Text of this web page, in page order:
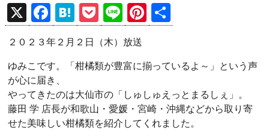
X
F
a
ce
b
o
o
k
H
at
e
n
a
P
o
ck
et
Li
n
e
Pi
nt
es
有
２０２３年２月２日（木）放送
ゆみこです。「柑橘類が豊富に揃っているよ～」という声
が心に届き、
やってきたのは大仙市の「しゅしゅえっとまるしぇ」。
藤田 学 店長が和歌山・愛媛・宮崎・沖縄などから取り寄
せた美味しい柑橘類を紹介してくれました。